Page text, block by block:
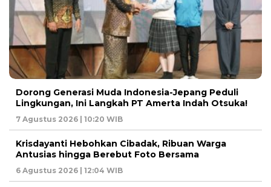
Dorong Generasi Muda Indonesia-Jepang Peduli
Lingkungan, Ini Langkah PT Amerta Indah Otsuka!
7 Agustus 2026 | 10:20 WIB
Krisdayanti Hebohkan Cibadak, Ribuan Warga
Antusias hingga Berebut Foto Bersama
6 Agustus 2026 | 12:04 WIB